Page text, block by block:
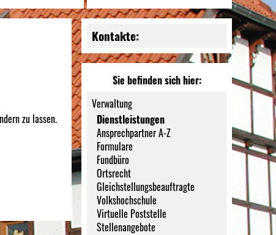
zu lassen.
Kontakte:
Sie befinden sich hier:
Verwaltung
Dienstleistungen
Ansprechpartner A-Z
Formulare
Fundbüro
Ortsrecht
Gleichstellungsbeauftragte
Volkshochschule
Virtuelle Poststelle
Stellenangebote